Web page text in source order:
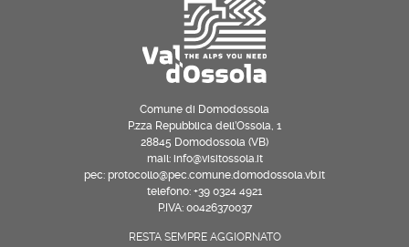
Comune di Domodossola
P.zza Repubblica dell’Ossola, 1
28845 Domodossola (VB)
mail: info@visitossola.it
pec: protocollo@pec.comune.domodossola.vb.it
telefono: +39 0324 4921
P.IVA: 00426370037
RESTA SEMPRE AGGIORNATO